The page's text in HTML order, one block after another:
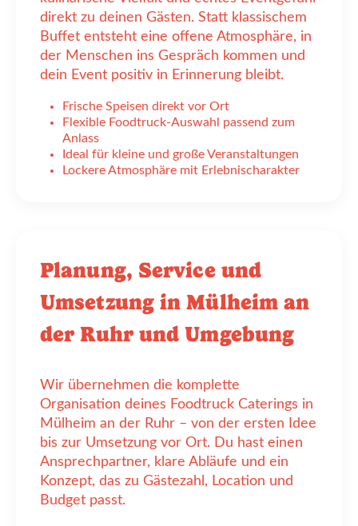
direkt zu deinen Gästen. Statt klassischem
Buffet entsteht eine offene Atmosphäre, in
der Menschen ins Gespräch kommen und
dein Event positiv in Erinnerung bleibt.
Frische Speisen direkt vor Ort
Flexible Foodtruck-Auswahl passend zum
Anlass
Ideal für kleine und große Veranstaltungen
Lockere Atmosphäre mit Erlebnischarakter
Planung, Service und
Umsetzung in Mülheim an
der Ruhr und Umgebung
Wir übernehmen die komplette
Organisation deines Foodtruck Caterings in
Mülheim an der Ruhr – von der ersten Idee
bis zur Umsetzung vor Ort. Du hast einen
Ansprechpartner, klare Abläufe und ein
Konzept, das zu Gästezahl, Location und
Budget passt.